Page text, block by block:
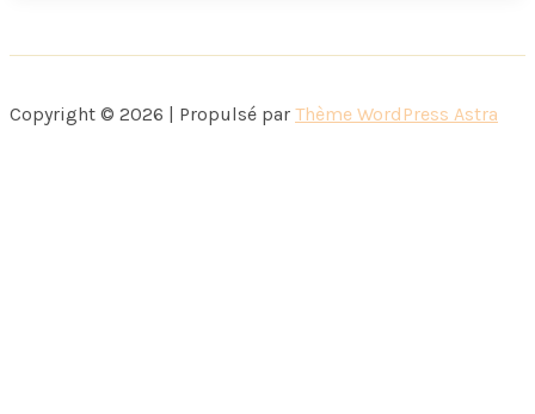
..avec
lunettes
Copyright © 2026 | Propulsé par Thème WordPress Astra